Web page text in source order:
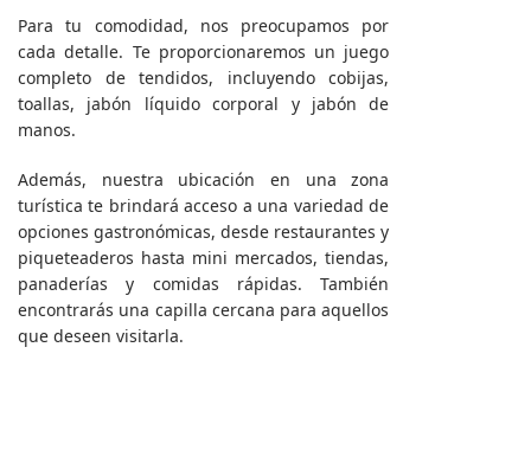
Para tu comodidad, nos preocupamos por
cada detalle. Te proporcionaremos un juego
completo de tendidos, incluyendo cobijas,
toallas, jabón líquido corporal y jabón de
manos.
Además, nuestra ubicación en una zona
turística te brindará acceso a una variedad de
opciones gastronómicas, desde restaurantes y
piqueteaderos hasta mini mercados, tiendas,
panaderías y comidas rápidas. También
encontrarás una capilla cercana para aquellos
que deseen visitarla.